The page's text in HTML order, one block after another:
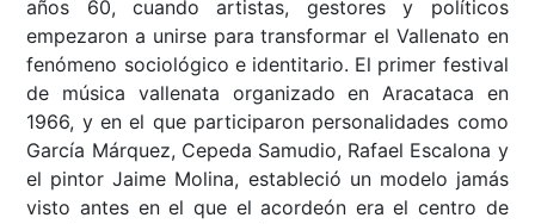
años 60, cuando artistas, gestores y políticos
empezaron a unirse para transformar el Vallenato en
fenómeno sociológico e identitario. El primer festival
de música vallenata organizado en Aracataca en
1966, y en el que participaron personalidades como
García Márquez, Cepeda Samudio, Rafael Escalona y
el pintor Jaime Molina, estableció un modelo jamás
visto antes en el que el acordeón era el centro de